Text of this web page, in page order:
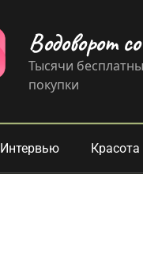
Водоворот
Тысячи
покупки
Интервью Красота